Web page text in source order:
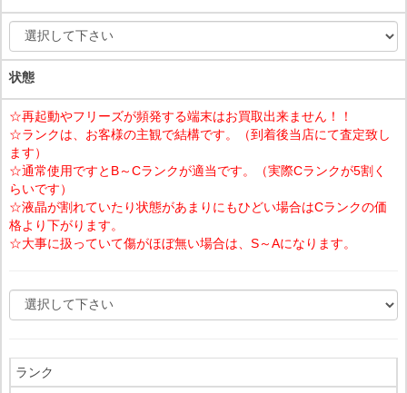
状態
☆再起動やフリーズが頻発する端末はお買取出来ません！！
☆ランクは、お客様の主観で結構です。（到着後当店にて査定致し
ます）
☆通常使用ですとB～Cランクが適当です。（実際Cランクが5割く
らいです）
☆液晶が割れていたり状態があまりにもひどい場合はCランクの価
格より下がります。
☆大事に扱っていて傷がほぼ無い場合は、S～Aになります。
ランク